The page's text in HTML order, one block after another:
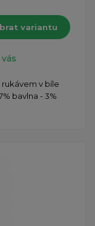
variantu
vás
v bíle
bavlna - 3%